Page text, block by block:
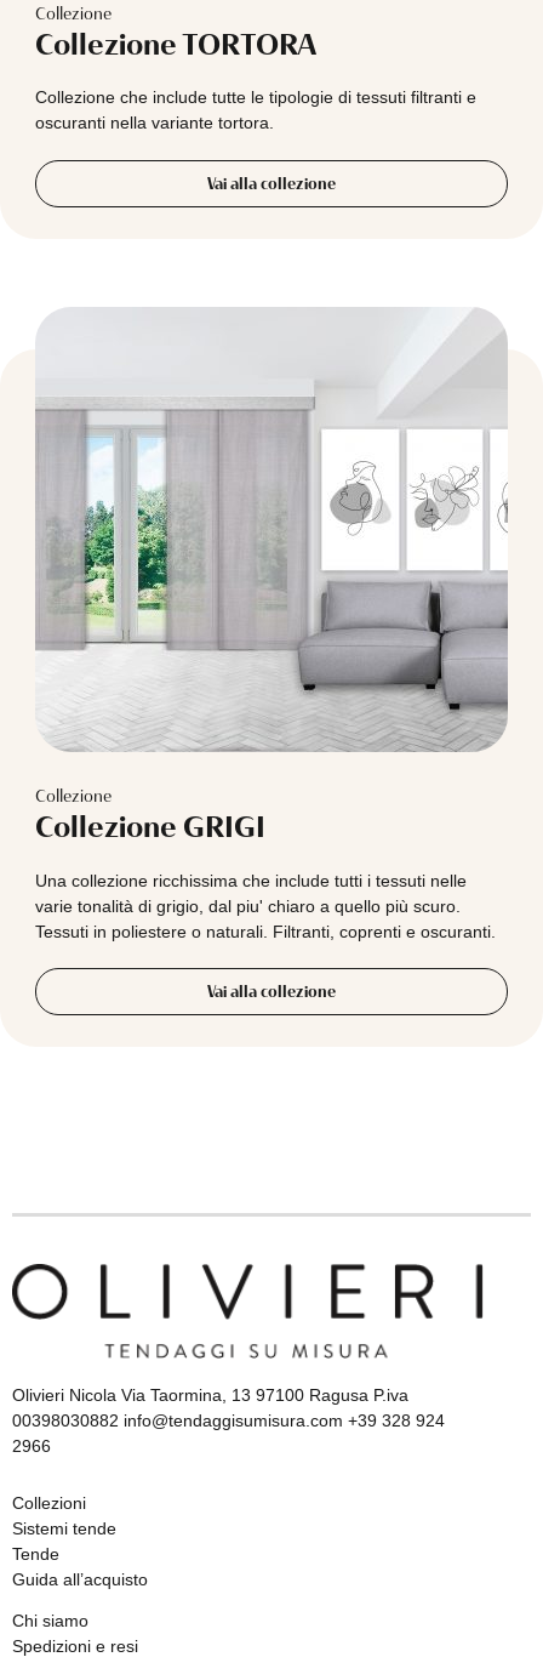
Collezione
Collezione TORTORA
Collezione che include tutte le tipologie di tessuti filtranti e
oscuranti nella variante tortora.
Vai alla collezione
Collezione
Collezione GRIGI
Una collezione ricchissima che include tutti i tessuti nelle
varie tonalità di grigio, dal piu' chiaro a quello più scuro.
Tessuti in poliestere o naturali. Filtranti, coprenti e oscuranti.
Vai alla collezione
Olivieri Nicola Via Taormina, 13 97100 Ragusa P.iva
00398030882 info@tendaggisumisura.com +39 328 924
2966
Collezioni
Sistemi tende
Tende
Guida all’acquisto
Chi siamo
Spedizioni e resi